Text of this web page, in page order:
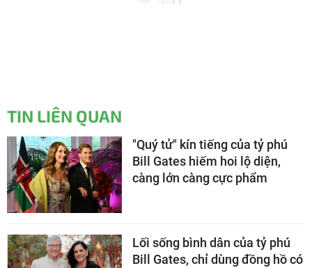
TIN LIÊN QUAN
"Quý tử" kín tiếng của tỷ phú
Bill Gates hiếm hoi lộ diện,
càng lớn càng cực phẩm
Lối sống bình dân của tỷ phú
Bill Gates, chỉ dùng đồng hồ có